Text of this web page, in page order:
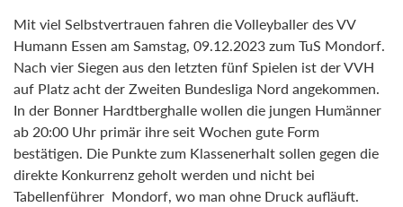
Mit viel Selbstvertrauen fahren die Volleyballer des VV
Humann Essen am Samstag, 09.12.2023 zum TuS Mondorf.
Nach vier Siegen aus den letzten fünf Spielen ist der VVH
auf Platz acht der Zweiten Bundesliga Nord angekommen.
In der Bonner Hardtberghalle wollen die jungen Humänner
ab 20:00 Uhr primär ihre seit Wochen gute Form
bestätigen. Die Punkte zum Klassenerhalt sollen gegen die
direkte Konkurrenz geholt werden und nicht bei
Tabellenführer Mondorf, wo man ohne Druck aufläuft.